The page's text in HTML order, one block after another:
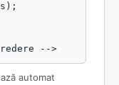
-->
automat